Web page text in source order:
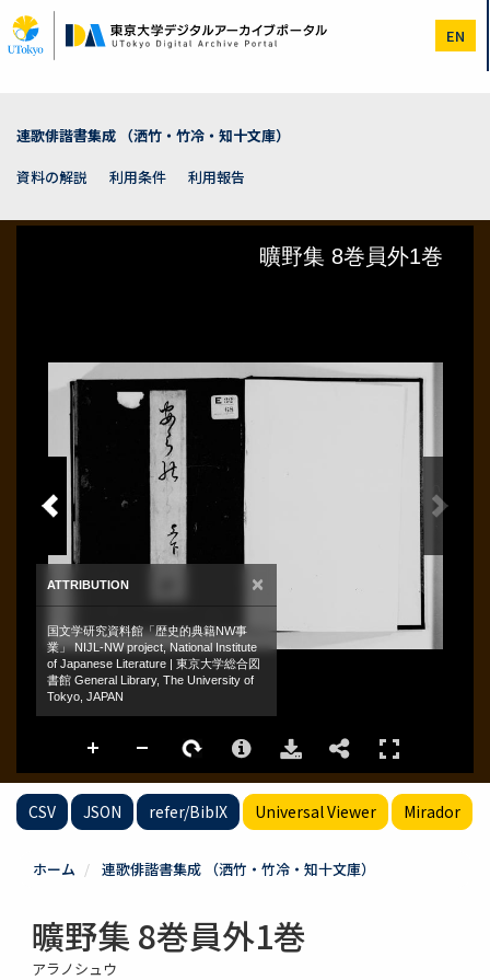
イ
ン
EN
連歌俳諧書集成 （洒竹・竹冷・知十文庫）
資料の解説
利用条件 利用報告
CSV JSON refer/BibIX Universal Viewer Mirador
ホーム 連歌俳諧書集成 （洒竹・竹冷・知十文庫）
曠野集 8巻員外1巻
アラノシュウ